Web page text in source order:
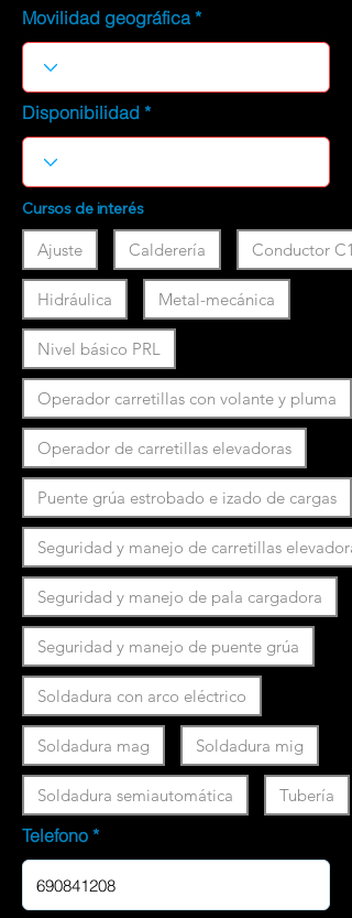
Movilidad geográfica
Disponibilidad
Cursos de interés
Ajuste Calderería Conductor C1
Hidráulica Metal-mecánica
Nivel básico PRL
Operador carretillas con volante y pluma
Operador de carretillas elevadoras
Puente grúa estrobado e izado de cargas
Seguridad y manejo de carretillas
Seguridad y manejo de pala cargadora
Seguridad y manejo de puente grúa
Soldadura con arco eléctrico
Soldadura mag Soldadura mig
Soldadura semiautomática Tubería
Telefono